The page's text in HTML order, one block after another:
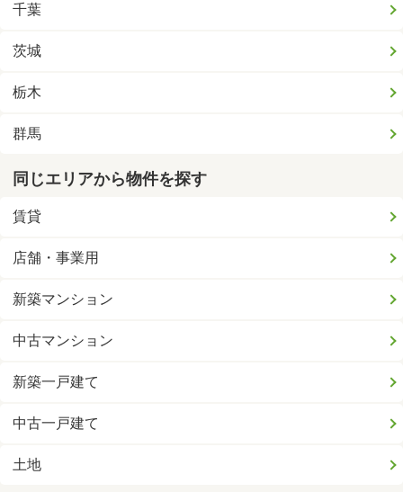
千葉
茨城
栃木
群馬
同じエリアから物件を探す
賃貸
店舗・事業用
新築マンション
中古マンション
新築一戸建て
中古一戸建て
土地